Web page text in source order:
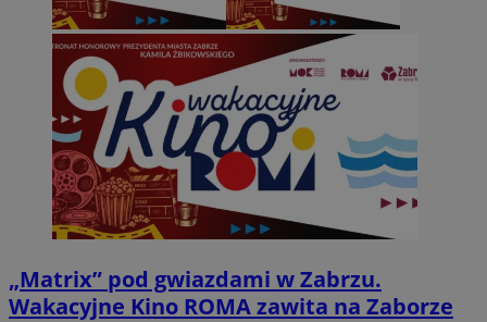
„Matrix” pod gwiazdami w Zabrzu.
Wakacyjne Kino ROMA zawita na Zaborze